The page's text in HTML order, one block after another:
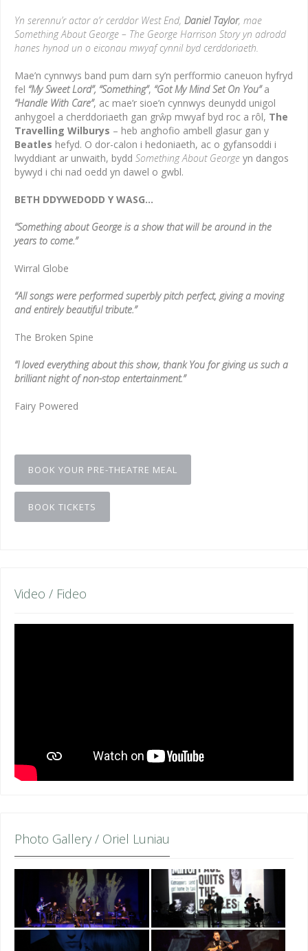
Yn serennu’r actor a’r cerddor West End, Daniel Taylor, mae
Something About George – The George Harrison Storyyn adrodd
hanes hynod un o eiconau mwyaf cynnil byd cerddoriaeth.
Mae’n cynnwys band pum darn sy’n perfformio caneuon hyfryd
fel “My Sweet Lord”, “Something”, “Got My Mind Set On You”a
“Handle With Care”, ac mae’r sioe’n cynnwys deunydd unigol
anhygoel a cherddoriaeth gan grŵp mwyaf byd roc a rôl, The
Travelling Wilburys – heb anghofio ambell glasur gan y
Beatles hefyd. O dor-calon i hedoniaeth, ac o gyfansoddi i
lwyddiant ar unwaith, bydd Something About George yn dangos
bywyd i chi nad oedd yn dawel o gwbl.
BETH DDYWEDODD Y WASG…
“Something about George is a show that will be around in the
years to come.”
Wirral Globe
“All songs were performed superbly pitch perfect, giving a moving
and entirely beautiful tribute.”
The Broken Spine
“I loved everything about this show, thank You for giving us such a
brilliant night of non-stop entertainment.”
Fairy Powered
BOOK YOUR PRE-THEATRE MEAL
BOOK TICKETS
Video / Fideo
Photo Gallery / Oriel Luniau